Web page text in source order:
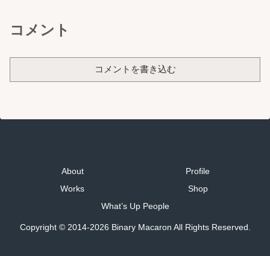
コメント
コメントを書き込む
About
Profile
Works
Shop
What’s Up People
Copyright © 2014-2026 Binary Macaron All Rights Reserved.